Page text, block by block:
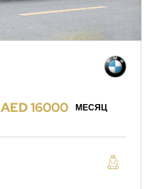
AED 16000 МЕСЯЦ